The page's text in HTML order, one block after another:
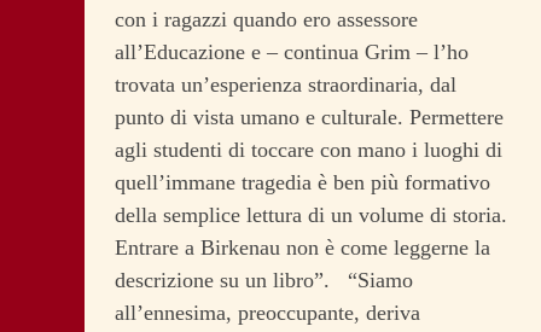
con i ragazzi quando ero assessore
all’Educazione e – continua Grim – l’ho
trovata un’esperienza straordinaria, dal
punto di vista umano e culturale. Permettere
agli studenti di toccare con mano i luoghi di
quell’immane tragedia è ben più formativo
della semplice lettura di un volume di storia.
Entrare a Birkenau non è come leggerne la
descrizione su un libro”. “Siamo
all’ennesima, preoccupante, deriva